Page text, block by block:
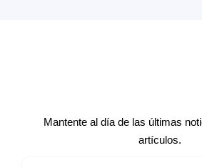
Mantente al día de las últimas
artículos.